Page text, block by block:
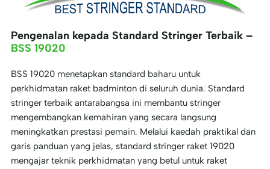
Pengenalan kepada Standard Stringer Terbaik –
BSS 19020
BSS 19020 menetapkan standard baharu untuk
perkhidmatan raket badminton di seluruh dunia. Standard
stringer terbaik antarabangsa ini membantu stringer
mengembangkan kemahiran yang secara langsung
meningkatkan prestasi pemain. Melalui kaedah praktikal dan
garis panduan yang jelas, standard stringer raket 19020
mengajar teknik perkhidmatan yang betul untuk raket